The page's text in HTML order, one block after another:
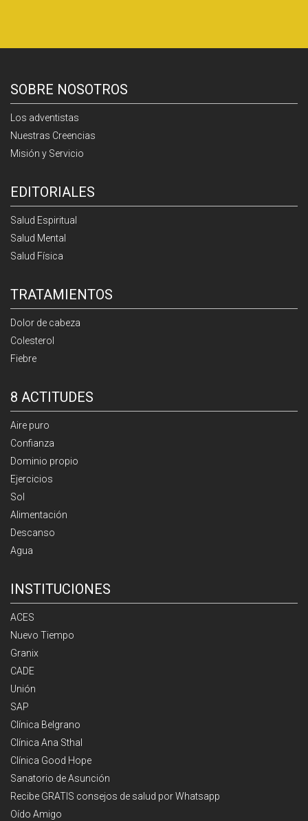
SOBRE NOSOTROS
Los adventistas
Nuestras Creencias
Misión y Servicio
EDITORIALES
Salud Espiritual
Salud Mental
Salud Física
TRATAMIENTOS
Dolor de cabeza
Colesterol
Fiebre
8 ACTITUDES
Aire puro
Confianza
Dominio propio
Ejercicios
Sol
Alimentación
Descanso
Agua
INSTITUCIONES
ACES
Nuevo Tiempo
Granix
CADE
Unión
SAP
Clínica Belgrano
Clínica Ana Sthal
Clínica Good Hope
Sanatorio de Asunción
Recibe GRATIS consejos de salud por Whatsapp
Oído Amigo